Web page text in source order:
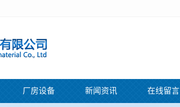
厂房设备 新闻资讯 在线留言